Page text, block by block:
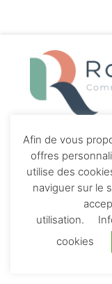
Afin de vous
offres
utilise des
naviguer sur le
utilisation.
cookies